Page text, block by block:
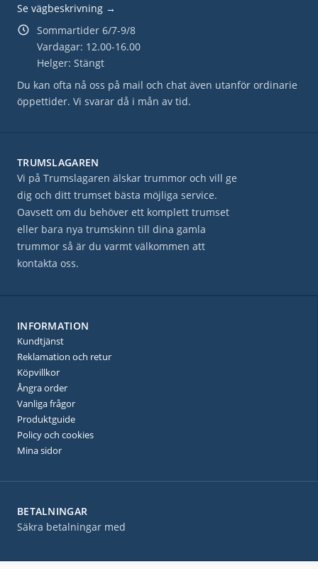
Se vägbeskrivning →
Sommartider 6/7-9/8
Vardagar: 12.00-16.00
Helger: Stängt
Du kan ofta nå oss på mail och chat även utanför ordinarie
öppettider. Vi svarar då i mån av tid.
BETALNINGAR
Säkra betalningar med
TRUMSLAGAREN
Vi på Trumslagaren älskar trummor och vill ge
dig och ditt trumset bästa möjliga service.
Oavsett om du behöver ett komplett trumset
eller bara nya trumskinn till dina gamla
trummor så är du varmt välkommen att
kontakta oss.
INFORMATION
Kundtjänst
Reklamation och retur
Köpvillkor
Ångra order
Vanliga frågor
Produktguide
Policy och cookies
Mina sidor